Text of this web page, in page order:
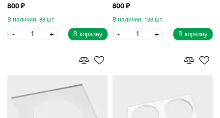
800
88
В корзину
800
138
В корзину